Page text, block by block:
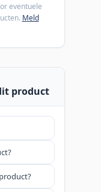
eventuele
Meld
product